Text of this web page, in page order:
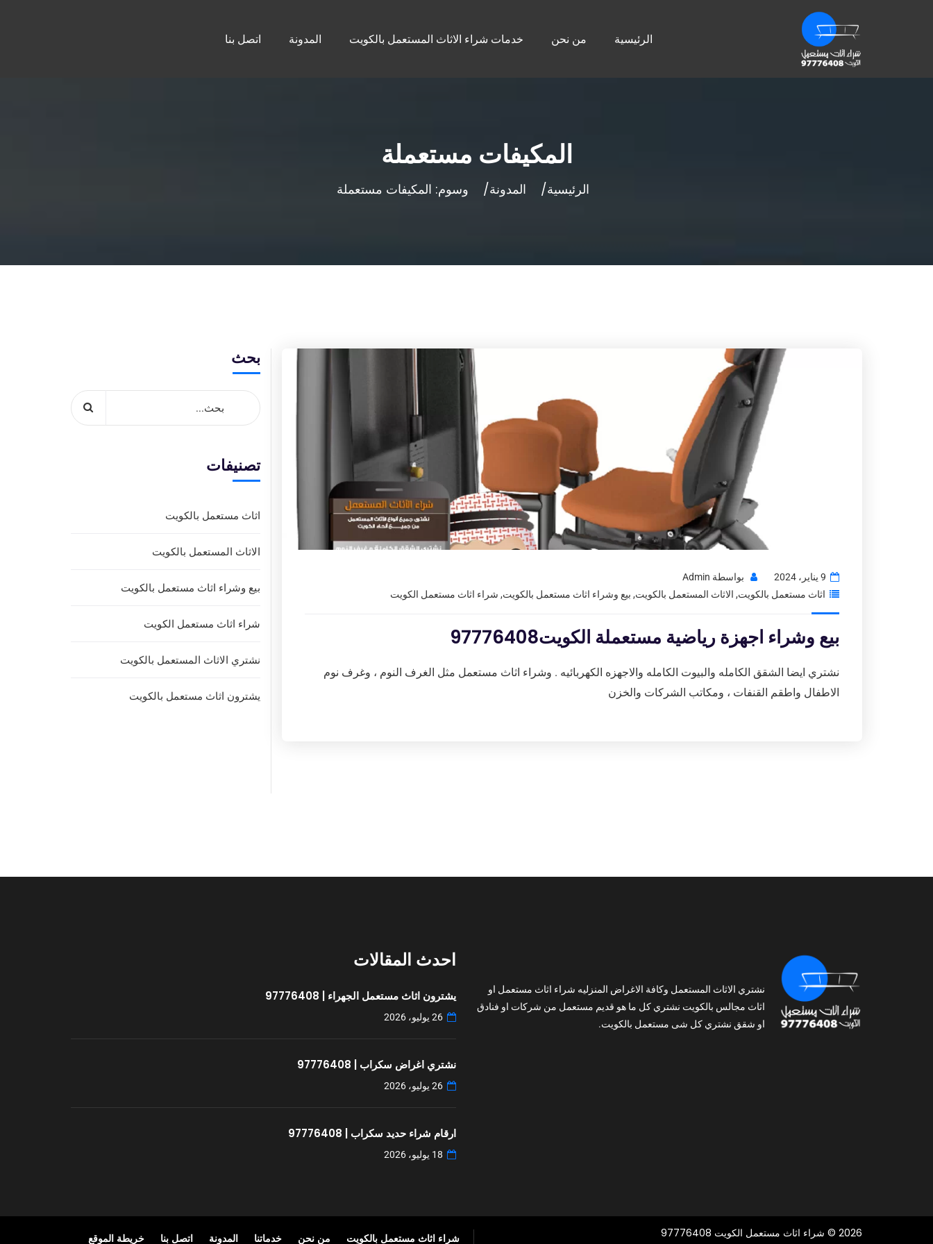
الرئيسية من نحن خدمات شراء الاثاث المستعمل بالكويت المدونة اتصل بنا
المكيفات مستعملة
الرئيسية المدونة وسوم: المكيفات مستعملة
9 يناير، 2024 بواسطة Admin
اثاث مستعمل بالكويت, الاثاث المستعمل بالكويت, بيع وشراء اثاث مستعمل بالكويت, شراء اثاث مستعمل الكويت
بيع وشراء اجهزة رياضية مستعملة الكويت97776408
نشتري ايضا الشقق الكامله والبيوت الكامله والاجهزه الكهربائيه . وشراء اثاث مستعمل مثل الغرف النوم ، وغرف نوم
الاطفال واطقم القنفات ، ومكاتب الشركات والخزن
بحث
تصنيفات
اثاث مستعمل بالكويت
الاثاث المستعمل بالكويت
بيع وشراء اثاث مستعمل بالكويت
شراء اثاث مستعمل الكويت
نشتري الاثاث المستعمل بالكويت
يشترون اثاث مستعمل بالكويت
نشتري الاثاث المستعمل وكافة الاغراض المنزليه شراء اثاث مستعمل او
اثاث مجالس بالكويت نشتري كل ما هو قديم مستعمل من شركات او فنادق
او شقق نشتري كل شى مستعمل بالكويت.
احدث المقالات
يشترون اثاث مستعمل الجهراء | 97776408
26 يوليو، 2026
نشتري اغراض سكراب | 97776408
26 يوليو، 2026
ارقام شراء حديد سكراب | 97776408
18 يوليو، 2026
2026 © شراء اثاث مستعمل الكويت 97776408 شراء اثاث مستعمل بالكويت من نحن خدماتنا المدونة اتصل بنا خريطة الموقع